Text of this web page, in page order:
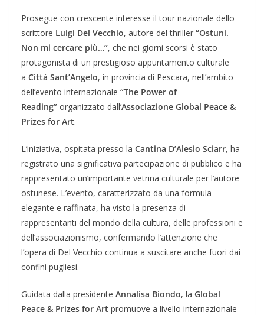
Prosegue con crescente interesse il tour nazionale dello
scrittore Luigi Del Vecchio, autore del thriller “Ostuni.
Non mi cercare più…”, che nei giorni scorsi è stato
protagonista di un prestigioso appuntamento culturale
a Città Sant’Angelo, in provincia di Pescara, nell’ambito
dell’evento internazionale “The Power of
Reading” organizzato dall’Associazione Global Peace &
Prizes for Art.
L’iniziativa, ospitata presso la Cantina D’Alesio Sciarr, ha
registrato una significativa partecipazione di pubblico e ha
rappresentato un’importante vetrina culturale per l’autore
ostunese. L’evento, caratterizzato da una formula
elegante e raffinata, ha visto la presenza di
rappresentanti del mondo della cultura, delle professioni e
dell’associazionismo, confermando l’attenzione che
l’opera di Del Vecchio continua a suscitare anche fuori dai
confini pugliesi.
Guidata dalla presidente Annalisa Biondo, la Global
Peace & Prizes for Art promuove a livello internazionale